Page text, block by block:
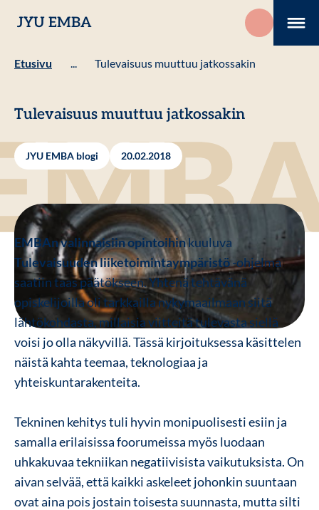
sisältöön
JYU EMBA
Etusivu ... Tulevaisuus muuttuu jatkossakin
Tulevaisuus muuttuu jatkossakin
JYU EMBA blogi 20.02.2018
EMBAn valinnaisiin opintoihinkuuluva
Tulevaisuuden liiketoimintaympäristö-ohjelma
saatiin taas päätökseen. Yhtenä tehtävänä
opiskelijoilla oli tarkkailla nykymaailmaan siitä
lähtökohdasta, millaisia viitteitä tulevasta siellä
voisi jo olla näkyvillä. Tässä kirjoituksessa käsittelen
näistä kahta teemaa, teknologiaa ja
yhteiskuntarakenteita.
Tekninen kehitys tuli hyvin monipuolisesti esiin ja
samalla erilaisissa foorumeissa myös luodaan
uhkakuvaa tekniikan negatiivisista vaikutuksista. On
aivan selvää, että kaikki askeleet johonkin suuntaan
ovat aina pois jostain toisesta suunnasta, mutta silti